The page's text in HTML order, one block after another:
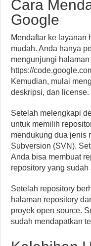
Cara
Google
Mendaftar ke layanan
mudah. Anda hanya
mengunjungi halaman
https://
Kemudian, mulai
deskripsi, dan license.
Setelah melengkapi
untuk memilih
mendukung dua jenis
Subversion (SVN).
Anda bisa membuat
repository yang sudah
Setelah repository
halaman repository
proyek open source.
sudah mendapatkan